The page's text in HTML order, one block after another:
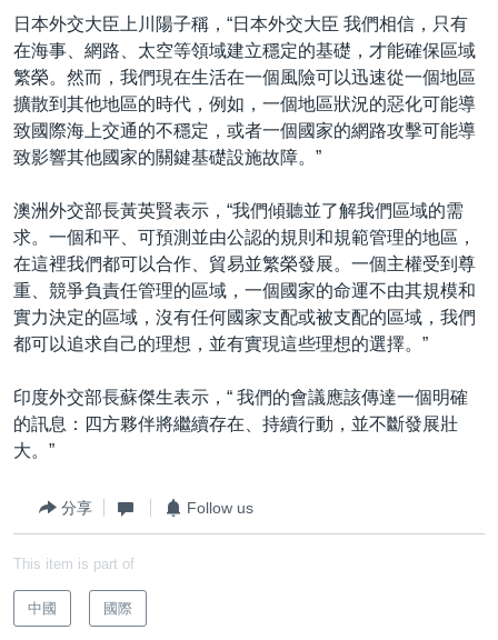
日本外交大臣上川陽子稱，“日本外交大臣 我們相信，只有
在海事、網路、太空等領域建立穩定的基礎，才能確保區域
繁榮。然而，我們現在生活在一個風險可以迅速從一個地區
擴散到其他地區的時代，例如，一個地區狀況的惡化可能導
致國際海上交通的不穩定，或者一個國家的網路攻擊可能導
致影響其他國家的關鍵基礎設施故障。”
澳洲外交部長黃英賢表示，“我們傾聽並了解我們區域的需
求。一個和平、可預測並由公認的規則和規範管理的地區，
在這裡我們都可以合作、貿易並繁榮發展。一個主權受到尊
重、競爭負責任管理的區域，一個國家的命運不由其規模和
實力決定的區域，沒有任何國家支配或被支配的區域，我們
都可以追求自己的理想，並有實現這些理想的選擇。”
印度外交部長蘇傑生表示，“ 我們的會議應該傳達一個明確
的訊息：四方夥伴將繼續存在、持續行動，並不斷發展壯
大。”
分享 Follow us
This item is part of
中國 國際